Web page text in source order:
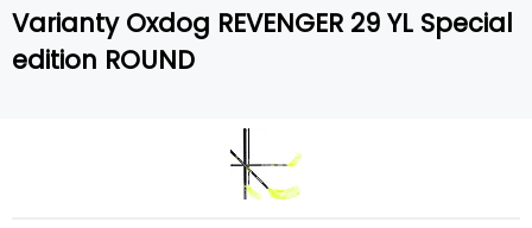
Varianty Oxdog REVENGER 29 YL Special
edition ROUND